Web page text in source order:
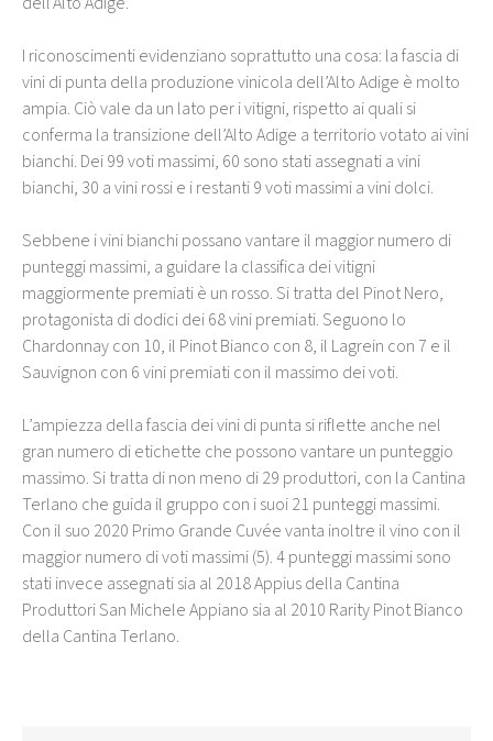
I riconoscimenti evidenziano soprattutto una cosa: la fascia di
vini di punta della produzione vinicola dell’Alto Adige è molto
ampia. Ciò vale da un lato per i vitigni, rispetto ai quali si
conferma la transizione dell’Alto Adige a territorio votato ai vini
bianchi. Dei 99 voti massimi, 60 sono stati assegnati a vini
bianchi, 30 a vini rossi e i restanti 9 voti massimi a vini dolci.
Sebbene i vini bianchi possano vantare il maggior numero di
punteggi massimi, a guidare la classifica dei vitigni
maggiormente premiati è un rosso. Si tratta del Pinot Nero,
protagonista di dodici dei 68 vini premiati. Seguono lo
Chardonnay con 10, il Pinot Bianco con 8, il Lagrein con 7 e il
Sauvignon con 6 vini premiati con il massimo dei voti.
L’ampiezza della fascia dei vini di punta si riflette anche nel
gran numero di etichette che possono vantare un punteggio
massimo. Si tratta di non meno di 29 produttori, con la Cantina
Terlano che guida il gruppo con i suoi 21 punteggi massimi.
Con il suo 2020 Primo Grande Cuvée vanta inoltre il vino con il
maggior numero di voti massimi (5). 4 punteggi massimi sono
stati invece assegnati sia al 2018 Appius della Cantina
Produttori San Michele Appiano sia al 2010 Rarity Pinot Bianco
della Cantina Terlano.